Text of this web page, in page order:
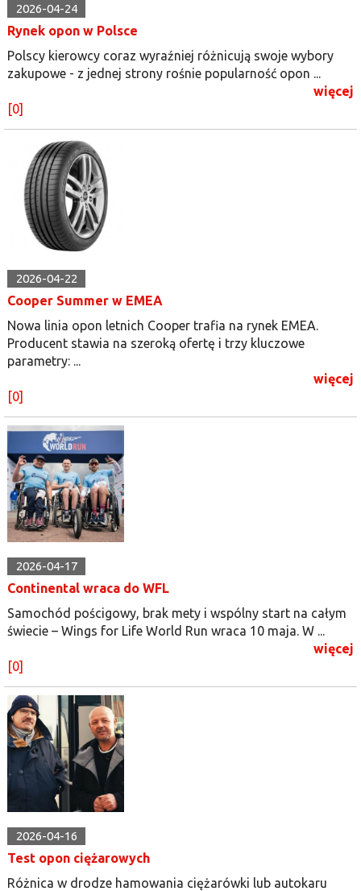
2026-04-24
Rynek opon w Polsce
Polscy kierowcy coraz wyraźniej różnicują swoje wybory
zakupowe - z jednej strony rośnie popularność opon ...
więcej
[0]
2026-04-22
Cooper Summer w EMEA
Nowa linia opon letnich Cooper trafia na rynek EMEA.
Producent stawia na szeroką ofertę i trzy kluczowe
parametry: ...
więcej
[0]
2026-04-17
Continental wraca do WFL
Samochód pościgowy, brak mety i wspólny start na całym
świecie – Wings for Life World Run wraca 10 maja. W ...
więcej
[0]
2026-04-16
Test opon ciężarowych
Różnica w drodze hamowania ciężarówki lub autokaru